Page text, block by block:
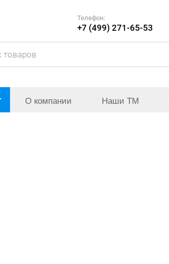
Телефон:
+7 (499) 271-65-53
О компании Наши ТМ